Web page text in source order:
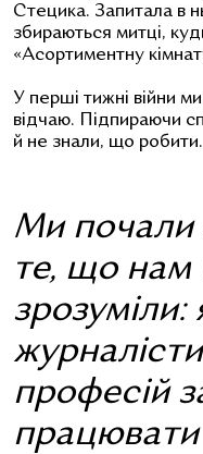
Стецика. Запитала в
збираються митці,
«Асортиментну
У перші тижні війни
відчаю. Підпираючи
й не знали, що
Ми почали
те, що нам
зрозуміли:
професій
працювати